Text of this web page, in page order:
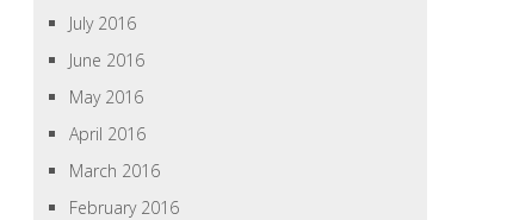
July 2016
June 2016
May 2016
April 2016
March 2016
February 2016